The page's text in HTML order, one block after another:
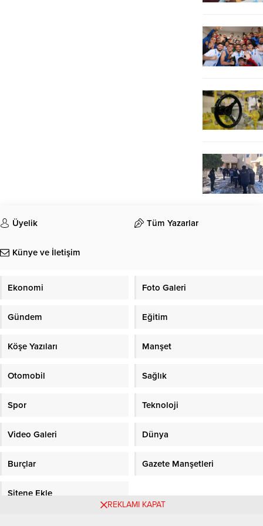
Üyelik Tüm Yazarlar
Künye ve İletişim
Ekonomi Foto Galeri
Gündem Eğitim
Köşe Yazıları Manşet
Otomobil Sağlık
Spor Teknoloji
Video Galeri Dünya
Burçlar Gazete Manşetleri
Sitene Ekle
REKLAMI KAPAT